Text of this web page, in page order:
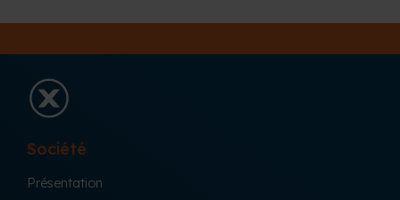
Société
Présentation